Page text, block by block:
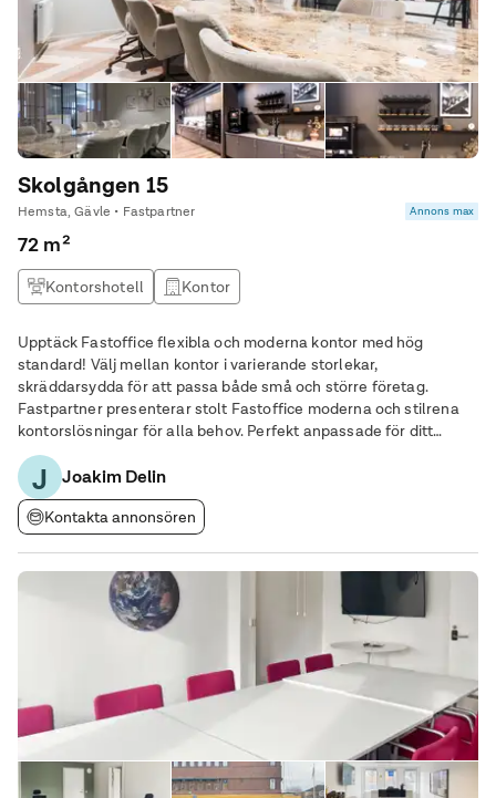
Skolgången 15
Hemsta, Gävle • Fastpartner Annons max
72 m²
Kontorshotell Kontor
Upptäck Fastoffice flexibla och moderna kontor med hög
standard! Välj mellan kontor i varierande storlekar,
skräddarsydda för att passa både små och större företag.
Fastpartner presenterar stolt Fastoffice moderna och stilrena
kontorslösningar för alla behov. Perfekt anpassade för ditt
företags tillväxt och trivsel. Fastpartner erbjuder sina
hyresgäster: - avgiftsfria parkeringsplatser
J Joakim Delin
Kontakta annonsören